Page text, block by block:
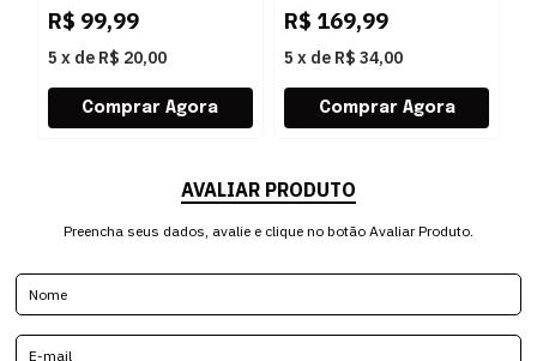
R$ 99,99
5 x de R$ 20,00
R$ 169,99
5 x de R$ 34,00
AVALIAR PRODUTO
Preencha seus dados, avalie e clique no botão Avaliar Produto.